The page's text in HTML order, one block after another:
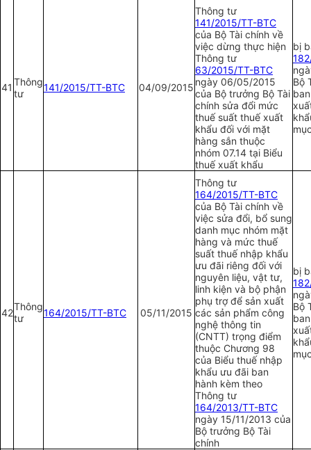
41 Thông
tư
141/2015/TT-BTC 04/09/2015
Thông tư
141/2015/TT-BTC
của Bộ Tài chính về
việc dừng thực hiện
Thông tư
63/2015/TT-BTC
ngày 06/05/2015
của Bộ trưởng Bộ Tài
chính sửa đổi mức
thuế suất thuế xuất
khẩu đối với mặt
hàng sắn thuộc
nhóm 07.14 tại Biểu
thuế xuất khẩu
bị
1
Bộ
42
Thông
tư
164/2015/TT-BTC 05/11/2015
Thông tư
164/2015/TT-BTC
của Bộ Tài chính về
việc sửa đổi, bổ sung
danh mục nhóm mặt
hàng và mức thuế
suất thuế nhập khẩu
ưu đãi riêng đối với
nguyên liệu, vật tư,
linh kiện và bộ phận
phụ trợ để sản xuất
các sản phẩm công
nghệ thông tin
(CNTT) trọng điểm
thuộc Chương 98
của Biểu thuế nhập
khẩu ưu đãi ban
hành kèm theo
Thông tư
164/2013/TT-BTC
ngày 15/11/2013 của
Bộ trưởng Bộ Tài
chính
bị
1
Bộ